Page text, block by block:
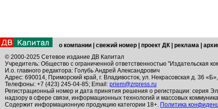
о компании свежий номер проект ДК реклама
© 2000-2025 Сетевое издание ДВ Капитал
Учредитель: Общество с ограниченной ответственностью "Издательская
И.о. главного редактора: Голубь Андрей Александрович
Адрес: 690014, Приморский край, г. Владивосток, ул. Некрасовская д. 36
Телефоны: +7 (423) 245-04-85; Email: priem@zrpress.ru
Регистрационный номер и дата принятия решения о регистрации: серия
надзору в сфере связи, информационных технологий и массовых
Содержит информационную продукцию категории 18+. Политика